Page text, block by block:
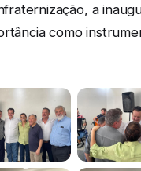
a
como